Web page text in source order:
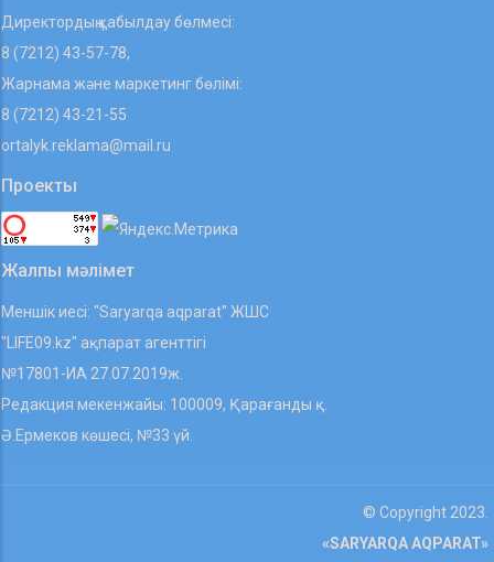
Директордың қабылдау бөлмесі:
8 (7212) 43-57-78,
Жарнама және маркетинг бөлімі:
8 (7212) 43-21-55
ortalyk.reklama@mail.ru
Проекты
Жалпы мәлімет
Меншік иесі: "Saryarqa aqparat" ЖШС
"LIFE09.kz" ақпарат агенттігі
№17801-ИА 27.07.2019ж.
Редакция мекенжайы: 100009, Қарағанды қ.
Ә.Ермеков көшесі, №33 үй.
© Copyright 2023.
«SARYARQA AQPARAT»